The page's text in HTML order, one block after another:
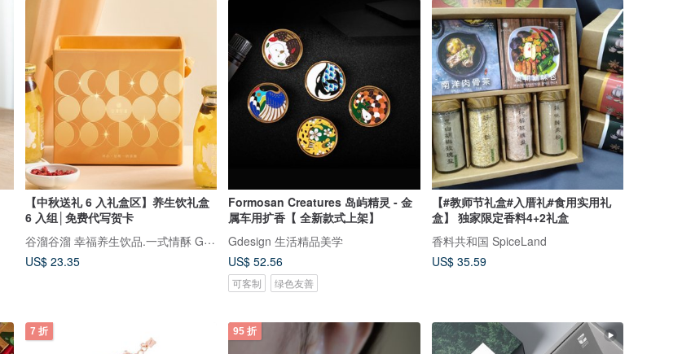
【中秋送礼 6 入礼盒区】养生饮礼盒
6 入组│免费代写贺卡
谷溜谷溜 幸福养生饮品.一式情酥 Guliu Guliu
US$ 23.35
Formosan Creatures 岛屿精灵 - 金
属车用扩香【 全新款式上架】
Gdesign 生活精品美学
US$ 52.56
可客制 绿色友善
【#教师节礼盒#入厝礼#食用实用礼
盒】 独家限定香料4+2礼盒
香料共和国 SpiceLand
US$ 35.59
7 折 95 折